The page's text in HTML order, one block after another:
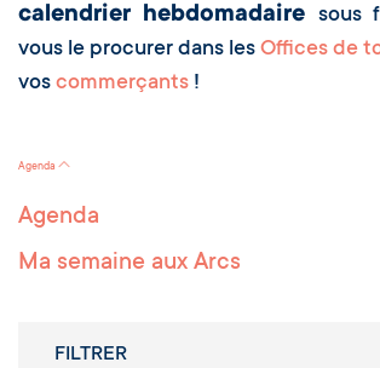
calendrier hebdomadaire sous
vous le procurer dans les Offices de
vos commerçants !
Agenda
Agenda
Ma semaine aux Arcs
FILTRER